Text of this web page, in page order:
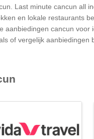
Last minute cancun all
en lokale restaurants
aanbiedingen cancun
of vergelijk